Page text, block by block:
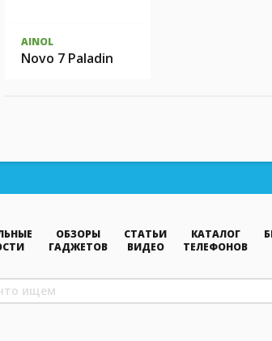
AINOL
Novo 7 Paladin
ОБЗОРЫ
ГАДЖЕТОВ
СТАТЬИ
ВИДЕО
КАТАЛОГ
ТЕЛЕФОНОВ